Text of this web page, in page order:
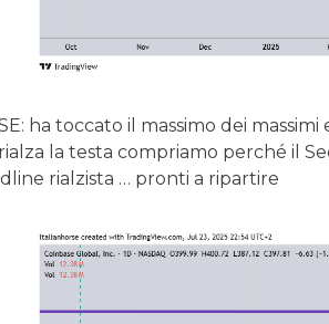
ha toccato il massimo dei
la testa compriamo perché il
rialzista … pronti a ripartire